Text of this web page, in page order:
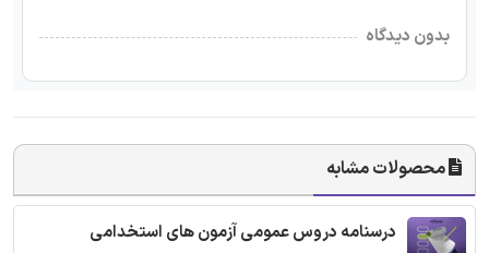
بدون دیدگاه
محصولات مشابه
درسنامه دروس عمومی آزمون های استخدامی